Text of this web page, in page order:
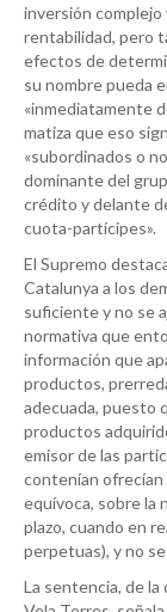
inversión
rentabilidad, pero
efectos de
su nombre pueda
«inmediatamente
matiza que eso
«subordinados o
dominante del
crédito y delante
cuota-partícipes».
El Supremo
Catalunya a los
suficiente y no se
normativa que
información que
productos,
adecuada, puesto
productos
emisor de las
contenían ofrecían
equívoca, sobre la
plazo, cuando en
perpetuas), y no
La sentencia, de